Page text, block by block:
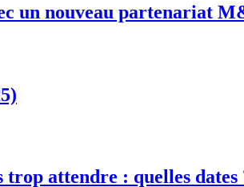
un nouveau partenariat
trop attendre : quelles dates